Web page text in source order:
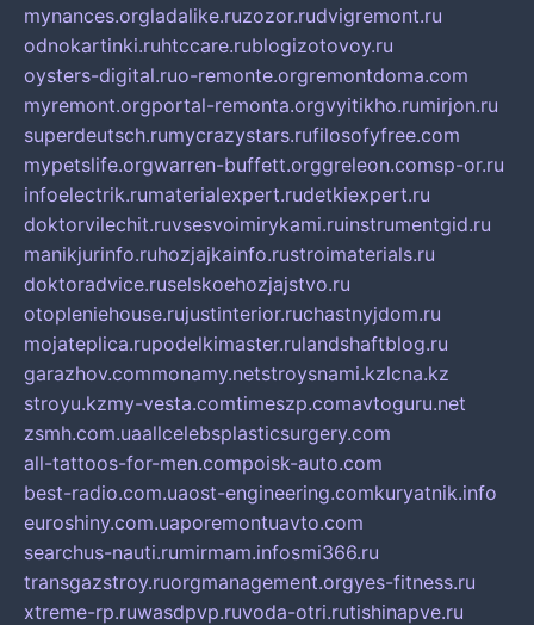
mynances.orgladalike.ruzozor.rudvigremont.ru
odnokartinki.ruhtccare.rublogizotovoy.ru
oysters-digital.ruo-remonte.orgremontdoma.com
myremont.orgportal-remonta.orgvyitikho.rumirjon.ru
superdeutsch.rumycrazystars.rufilosofyfree.com
mypetslife.orgwarren-buffett.orggreleon.comsp-or.ru
infoelectrik.rumaterialexpert.rudetkiexpert.ru
doktorvilechit.ruvsesvoimirykami.ruinstrumentgid.ru
manikjurinfo.ruhozjajkainfo.rustroimaterials.ru
doktoradvice.ruselskoehozjajstvo.ru
otopleniehouse.rujustinterior.ruchastnyjdom.ru
mojateplica.rupodelkimaster.rulandshaftblog.ru
garazhov.commonamy.netstroysnami.kzlcna.kz
stroyu.kzmy-vesta.comtimeszp.comavtoguru.net
zsmh.com.uaallcelebsplasticsurgery.com
all-tattoos-for-men.compoisk-auto.com
best-radio.com.uaost-engineering.comkuryatnik.info
euroshiny.com.uaporemontuavto.com
searchus-nauti.rumirmam.infosmi366.ru
transgazstroy.ruorgmanagement.orgyes-fitness.ru
xtreme-rp.ruwasdpvp.ruvoda-otri.rutishinapve.ru